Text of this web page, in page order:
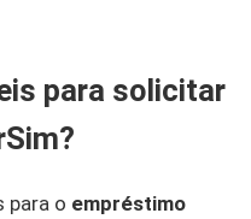
para solicitar
para o empréstimo